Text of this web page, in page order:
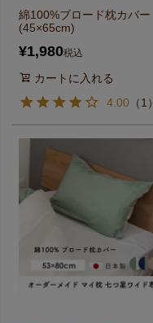
綿100%ブロード枕カバー
(45×65cm)
¥1,980税込
カートに入れる
4.00 （1 ）